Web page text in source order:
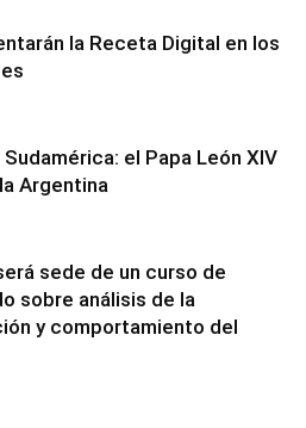
la Receta Digital en los
Sudamérica: el Papa León XIV
Argentina
sede de un curso de
sobre análisis de la
y comportamiento del